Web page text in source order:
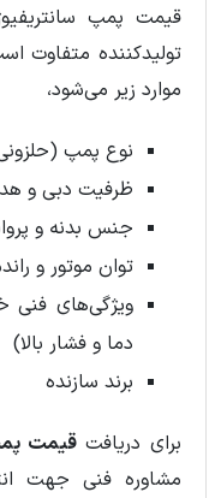
قیمت پمپ
تولیدکننده متفاوت
موارد زیر می‌شود،
نوع پمپ
ظرفیت دبی و هد
جنس بدنه و
توان موتور و
ویژگی‌های فنی
دما و فشار بالا)
برند سازنده
برای دریافتقیمت
مشاوره فنی جهت